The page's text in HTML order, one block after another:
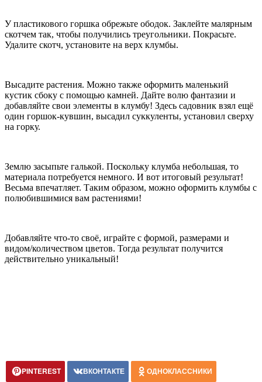
У пластикового горшка обрежьте ободок. Заклейте малярным
скотчем так, чтобы получились треугольники. Покрасьте.
Удалите скотч, установите на верх клумбы.
Высадите растения. Можно также оформить маленький
кустик сбоку с помощью камней. Дайте волю фантазии и
добавляйте свои элементы в клумбу! Здесь садовник взял ещё
один горшок-кувшин, высадил суккуленты, установил сверху
на горку.
Землю засыпьте галькой. Поскольку клумба небольшая, то
материала потребуется немного. И вот итоговый результат!
Весьма впечатляет. Таким образом, можно оформить клумбы с
полюбившимися вам растениями!
Добавляйте что-то своё, играйте с формой, размерами и
видом/количеством цветов. Тогда результат получится
действительно уникальный!
PINTEREST ВКОНТАКТЕ ОДНОКЛАССНИКИ